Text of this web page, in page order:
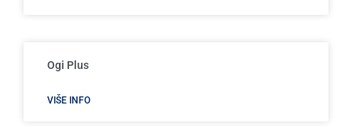
Ogi Plus
VIŠE INFO